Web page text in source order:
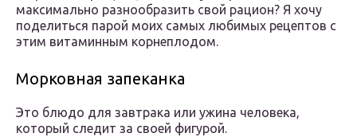
максимально разнообразить свой рацион? Я хочу
поделиться парой моих самых любимых рецептов с
этим витаминным корнеплодом.
Морковная запеканка
Это блюдо для завтрака или ужина человека,
который следит за своей фигурой.